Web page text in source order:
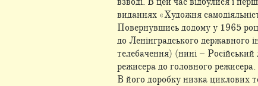
виданнях «Художня
Повернувшись додому у 1965
до Ленінградського державного
телебачення) (нині –
режисера до головного режисера.
В його доробку низка циклових